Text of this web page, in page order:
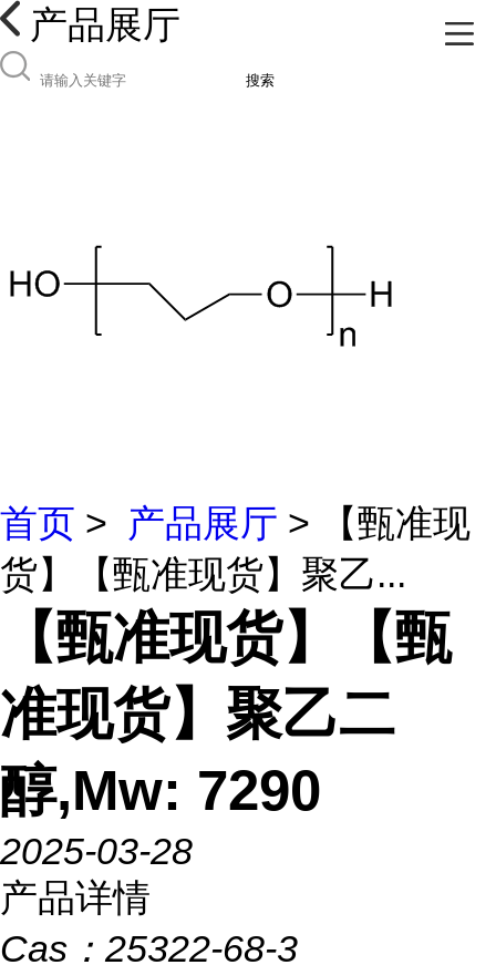
产品展厅
搜索
首页 > 产品展厅 > 【甄准现
货】【甄准现货】聚乙...
【甄准现货】【甄
准现货】聚乙二
醇,Mw: 7290
2025-03-28
产品详情
Cas： 25322-68-3